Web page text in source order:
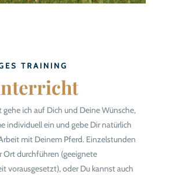
TRAINING
ich auf Dich und Deine Wünsche,
individuell ein und gebe Dir natürlich
mit Deinem Pferd. Einzelstunden
Ort durchführen (geeignete
vorausgesetzt), oder Du kannst auch